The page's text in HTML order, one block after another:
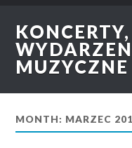
MUZYCZNE
MONTH: MARZEC